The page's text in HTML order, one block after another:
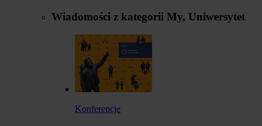
Wiadomości z kategorii My, Uniwersytet
Konferencje